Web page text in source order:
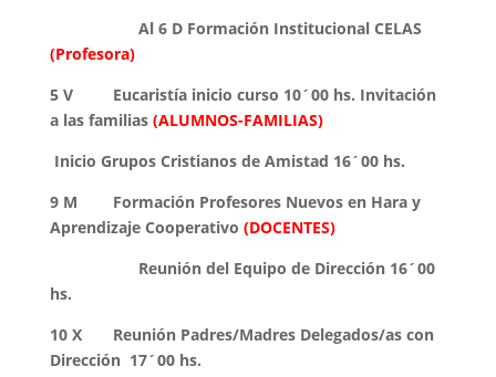
Al 6 D Formación Institucional CELAS
(Profesora)
5 V Eucaristía inicio curso 10´00 hs. Invitación
a las familias (ALUMNOS-FAMILIAS)
Inicio Grupos Cristianos de Amistad 16´00 hs.
9 M Formación Profesores Nuevos en Hara y
Aprendizaje Cooperativo (DOCENTES)
Reunión del Equipo de Dirección 16´00
hs.
10 X Reunión Padres/Madres Delegados/as con
Dirección 17´00 hs.